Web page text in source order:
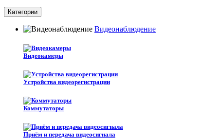
Категории
Видеонаблюдение
Видеокамеры
Устройства видеорегистрации
Коммутаторы
Приём и передача видеосигнала